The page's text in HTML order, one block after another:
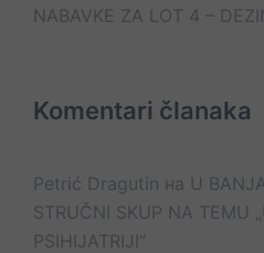
NABAVKE ZA LOT 4 –
Komentari članaka
Petrić Dragutin на U
STRUČNI SKUP NA TEMU
PSIHIJATRIJI“